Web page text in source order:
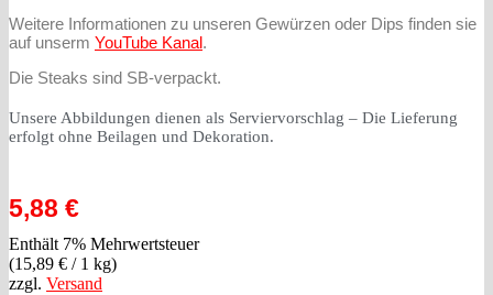
Weitere Informationen zu unseren Gewürzen oder Dips finden sie
auf unserm YouTube Kanal.
Die Steaks sind SB-verpackt.
Unsere Abbildungen dienen als Serviervorschlag – Die Lieferung
erfolgt ohne Beilagen und Dekoration.
5,88 €
Enthält 7% Mehrwertsteuer
(15,89 € / 1 kg)
zzgl. Versand